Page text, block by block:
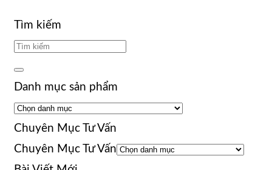
Tìm kiếm
Danh mục sản phẩm
Chuyên Mục Tư Vấn
Chuyên Mục Tư Vấn